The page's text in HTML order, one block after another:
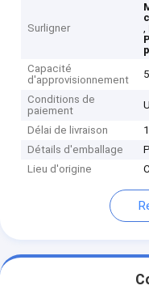
Surligner
,
Capacité
d'approvisionnement
Conditions de
paiement
Délai de livraison
Détails d'emballage
Lieu d'origine